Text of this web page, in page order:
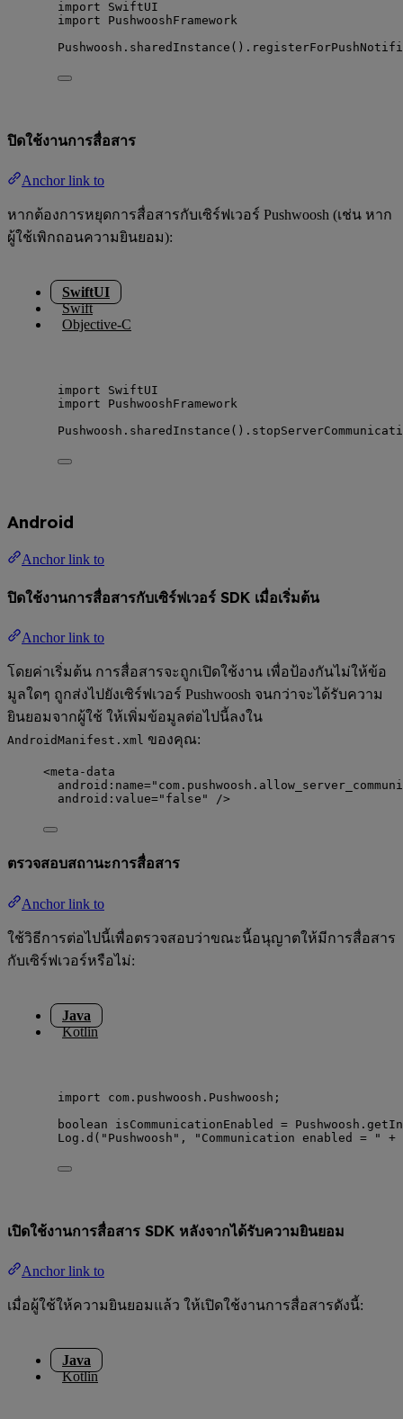
import SwiftUI
import PushwooshFramework
Pushwoosh. sharedInstance ().
ปิดใช้งานการสื่อสาร
Anchor link to
หากต้องการหยุดการสื่อสารกับเซิร์ฟเวอร์ Pushwoosh (เช่น หาก
ผู้ใช้เพิกถอนความยินยอม):
SwiftUI
Swift
Objective-C
import SwiftUI
import PushwooshFramework
Pushwoosh. sharedInstance ().
Android
Anchor link to
ปิดใช้งานการสื่อสารกับเซิร์ฟเวอร์ SDK เมื่อเริ่มต้น
Anchor link to
โดยค่าเริ่มต้น การสื่อสารจะถูกเปิดใช้งาน เพื่อป้องกันไม่ให้ข้อ
มูลใดๆ ถูกส่งไปยังเซิร์ฟเวอร์ Pushwoosh จนกว่าจะได้รับความ
ยินยอมจากผู้ใช้ ให้เพิ่มข้อมูลต่อไปนี้ลงใน
AndroidManifest.xml ของคุณ:
<meta-data
android:name="
android:value=" false " />
ตรวจสอบสถานะการสื่อสาร
Anchor link to
ใช้วิธีการต่อไปนี้เพื่อตรวจสอบว่าขณะนี้อนุญาตให้มีการสื่อสาร
กับเซิร์ฟเวอร์หรือไม่:
Java
Kotlin
import com.pushwoosh.Pushwoosh ;
boolean
isCommunicationEnabled = Pushwoosh .
Log . d ( " Pushwoosh " , " Communication enabled = " +
เปิดใช้งานการสื่อสาร SDK หลังจากได้รับความยินยอม
Anchor link to
เมื่อผู้ใช้ให้ความยินยอมแล้ว ให้เปิดใช้งานการสื่อสารดังนี้:
Java
Kotlin